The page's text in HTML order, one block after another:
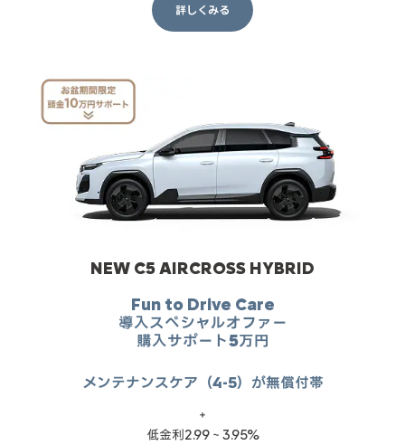
詳しくみる
NEW C5 AIRCROSS HYBRID
Fun to Drive Care
導入スペシャルオファー
購入サポート5万円
メンテナンスケア（4-5）が無償付帯
＋
低金利2.99～3.95%